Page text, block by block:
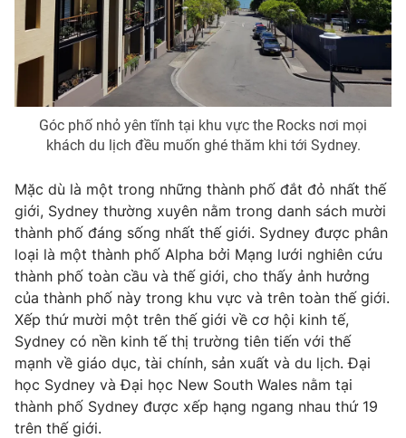
Photo Infographic
Video Shorts video
VTV Money VTV Thể thao
VTV Sức khoẻ Bất động sản
Thị trường 24h Tấm lòng Việt
VTV4 Vươn mình bằng AI
VTV9 VTV8
Liên hệ tòa soạn English
Góc phố nhỏ yên tĩnh tại khu vực the Rocks nơi mọi
khách du lịch đều muốn ghé thăm khi tới Sydney.
Mặc dù là một trong những thành phố đắt đỏ nhất thế
giới, Sydney thường xuyên nằm trong danh sách mười
thành phố đáng sống nhất thế giới. Sydney được phân
loại là một thành phố Alpha bởi Mạng lưới nghiên cứu
thành phố toàn cầu và thế giới, cho thấy ảnh hưởng
của thành phố này trong khu vực và trên toàn thế giới.
Xếp thứ mười một trên thế giới về cơ hội kinh tế,
Sydney có nền kinh tế thị trường tiên tiến với thế
mạnh về giáo dục, tài chính, sản xuất và du lịch. Đại
học Sydney và Đại học New South Wales nằm tại
thành phố Sydney được xếp hạng ngang nhau thứ 19
trên thế giới.